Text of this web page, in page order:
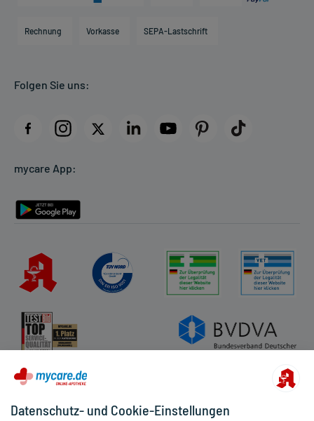
Direktabrechnung PKV
AGB
Datenschutz
Rückgabe/Widerruf
Rechnung Vorkasse SEPA-Lastschrift
Folgen Sie uns:
mycare App:
Datenschutz- und Cookie-Einstellungen